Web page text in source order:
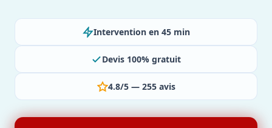
Intervention en 45 min
Devis 100% gratuit
4.8/5 — 255 avis